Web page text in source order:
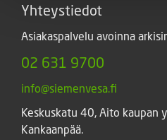
Yhteystiedot
Asiakaspalvelu avoinna
02 631 9700
info@siemenvesa.fi
Keskuskatu 40, Aito kaupan
Kankaanpää.